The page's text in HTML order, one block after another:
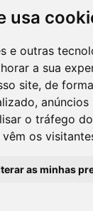
usa
e outras
a sua
site, de
anúncios
o tráfego
os
as minhas
2026 © Todos os